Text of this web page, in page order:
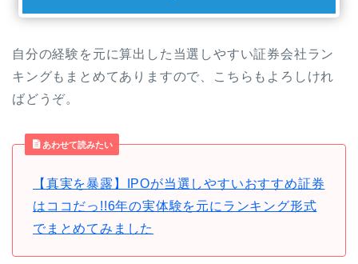
自分の経験を元に算出した当選しやすい証券会社ラン
キングもまとめてありますので、こちらもよろしけれ
ばどうぞ。
あわせて読みたい
【真実を暴露】IPOが当選しやすいおすすめ証券
はココだっ!!6年の実体験を元にランキング形式
でまとめてみました